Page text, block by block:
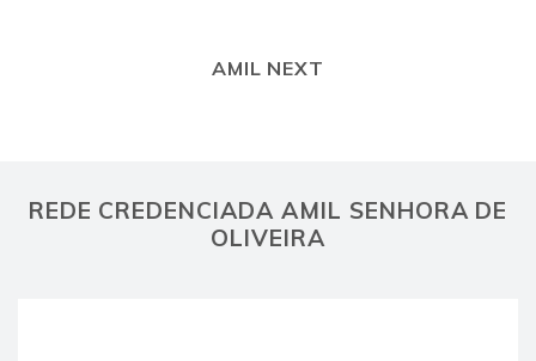
AMIL NEXT
REDE CREDENCIADA AMIL SENHORA DE
OLIVEIRA